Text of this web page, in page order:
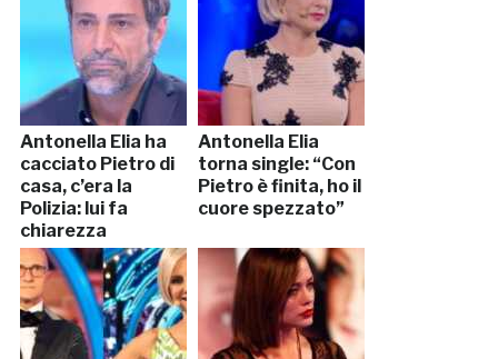
Antonella Elia ha
cacciato Pietro di
casa, c’era la
Polizia: lui fa
chiarezza
Antonella Elia
torna single: “Con
Pietro è finita, ho il
cuore spezzato”